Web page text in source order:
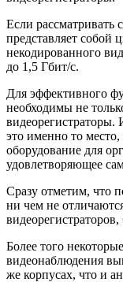
Если рассматривать
представляет собой
некодированного
до 1,5 Гбит/с.
Для эффективного
необходимы не
видеорегистраторы.
это именно то
оборудование для
удовлетворяющее
Сразу отметим, что
ни чем не
Более того
видеонаблюдения
же корпусах, что и